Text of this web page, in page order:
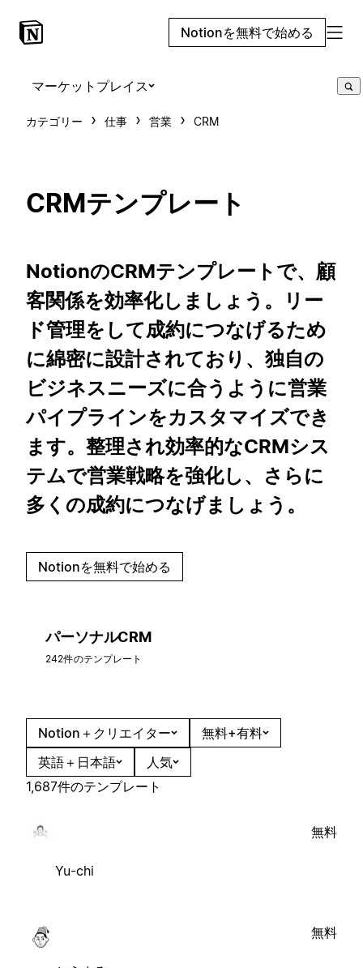
Notionを無料で始める
マーケットプレイス
カテゴリー 仕事 営業 CRM
CRMテンプレート
NotionのCRMテンプレートで、顧
客関係を効率化しましょう。リー
ド管理をして成約につなげるため
に綿密に設計されており、独自の
ビジネスニーズに合うように営業
パイプラインをカスタマイズでき
ます。整理され効率的なCRMシス
テムで営業戦略を強化し、さらに
多くの成約につなげましょう。
Notionを無料で始める
パーソナルCRM
242件のテンプレート
Notion＋クリエイター
無料+有料
英語＋日本語
人気
1,687件のテンプレート
Yu-chi
無料
無料